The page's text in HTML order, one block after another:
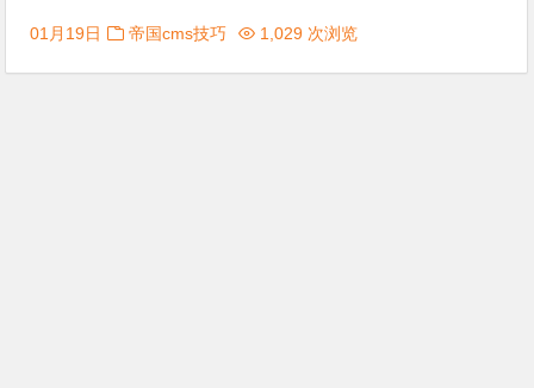
01月19日 帝国cms技巧 1,029 次浏览